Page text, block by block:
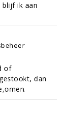
blijf ik aan
of
dan